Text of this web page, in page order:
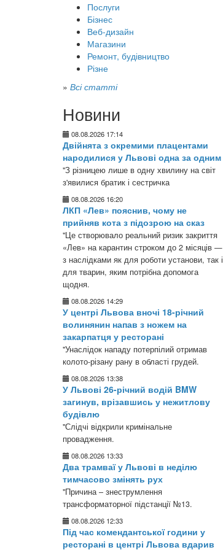
Послуги
Бізнес
Веб-дизайн
Магазини
Ремонт, будівництво
Різне
» Всі статті
Новини
08.08.2026 17:14
Двійнята з окремими плацентами
народилися у Львові одна за одним
"З різницею лише в одну хвилину на світ
з'явилися братик і сестричка
08.08.2026 16:20
ЛКП «Лев» пояснив, чому не
прийняв кота з підозрою на сказ
"Це створювало реальний ризик закриття
«Лев» на карантин строком до 2 місяців —
з наслідками як для роботи установи, так і
для тварин, яким потрібна допомога
щодня.
08.08.2026 14:29
У центрі Львова вночі 18-річний
волинянин напав з ножем на
закарпатця у ресторані
"Унаслідок нападу потерпілий отримав
колото-різану рану в області грудей.
08.08.2026 13:38
У Львові 26-річний водій BMW
загинув, врізавшись у нежитлову
будівлю
"Слідчі відкрили кримінальне
провадження.
08.08.2026 13:33
Два трамваї у Львові в неділю
тимчасово змінять рух
"Причина – знеструмлення
трансформаторної підстанції №13.
08.08.2026 12:33
Під час комендантської години у
ресторані в центрі Львова вдарив